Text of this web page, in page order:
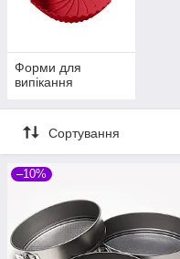
Форми для
випікання
Сортування
–10%